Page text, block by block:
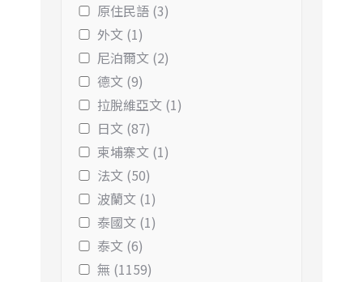
原住民語 (3)
外文 (1)
尼泊爾文 (2)
德文 (9)
拉脫維亞文 (1)
日文 (87)
柬埔寨文 (1)
法文 (50)
波蘭文 (1)
泰國文 (1)
泰文 (6)
無 (1159)